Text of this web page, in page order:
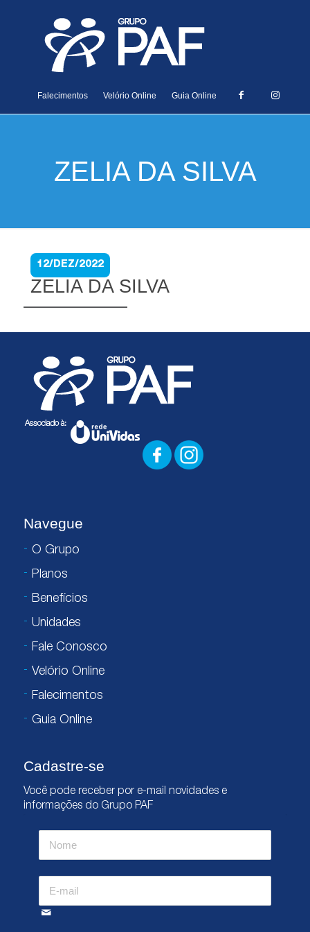
Falecimentos Velório Online Guia Online
ZELIA DA SILVA
12/DEZ/2022
ZELIA DA SILVA
Navegue
O Grupo
Planos
Benefícios
Unidades
Fale Conosco
Velório Online
Falecimentos
Guia Online
Cadastre-se
Você pode receber por e-mail novidades e
informações do Grupo PAF